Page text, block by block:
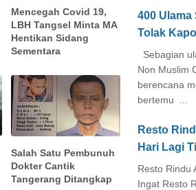
Mencegah Covid 19,
LBH Tangsel Minta MA
Hentikan Sidang
Sementara
Salah Satu Pembunuh
Dokter Cantik
Tangerang Ditangkap
400 Ulama
Tolak
Sebagian
Non Muslim
berencana
bertemu ...
Resto
Hari Lagi
Resto Rindu
Ingat Resto